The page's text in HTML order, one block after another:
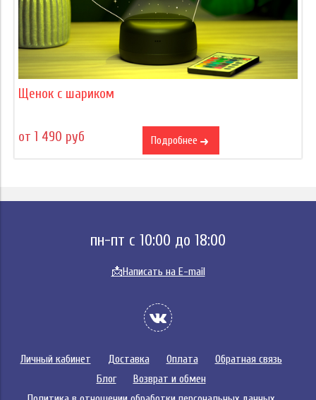
Щенок с шариком
от 1 490 руб Подробнее
пн-пт с 10:00 до 18:00
📩Написать на E-mail
Личный кабинет Доставка Оплата
Обратная связь
Блог
Возврат и обмен